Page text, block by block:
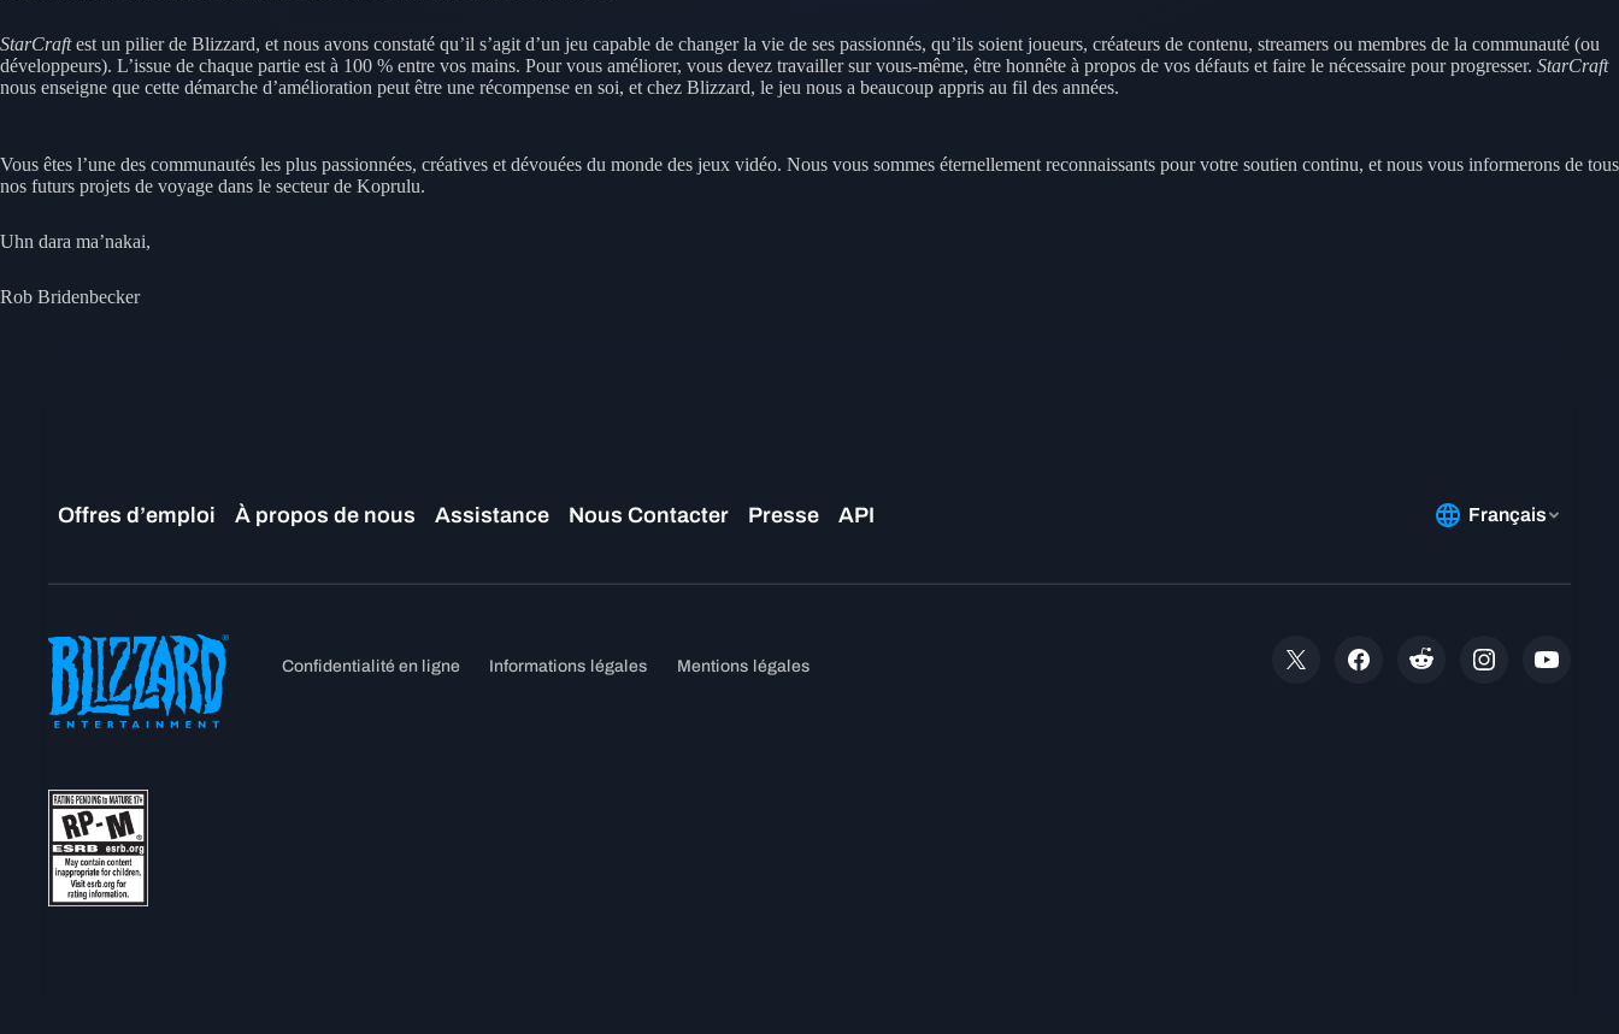
StarCraftest un pilier de Blizzard, et nous avons constaté qu’il s’agit d’un jeu capable de changer la vie de ses passionnés, qu’ils soient joueurs, créateurs de contenu, streamers ou membres de la communauté (ou
développeurs). L’issue de chaque partie est à 100 % entre vos mains. Pour vous améliorer, vous devez travailler sur vous-même, être honnête à propos de vos défauts et faire le nécessaire pour progresser. StarCraft
nous enseigne que cette démarche d’amélioration peut être une récompense en soi, et chez Blizzard, le jeu nous a beaucoup appris au fil des années.
Vous êtes l’une des communautés les plus passionnées, créatives et dévouées du monde des jeux vidéo. Nous vous sommes éternellement reconnaissants pour votre soutien continu, et nous vous informerons de tous
nos futurs projets de voyage dans le secteur de Koprulu.
Uhn dara ma’nakai,
Rob Bridenbecker